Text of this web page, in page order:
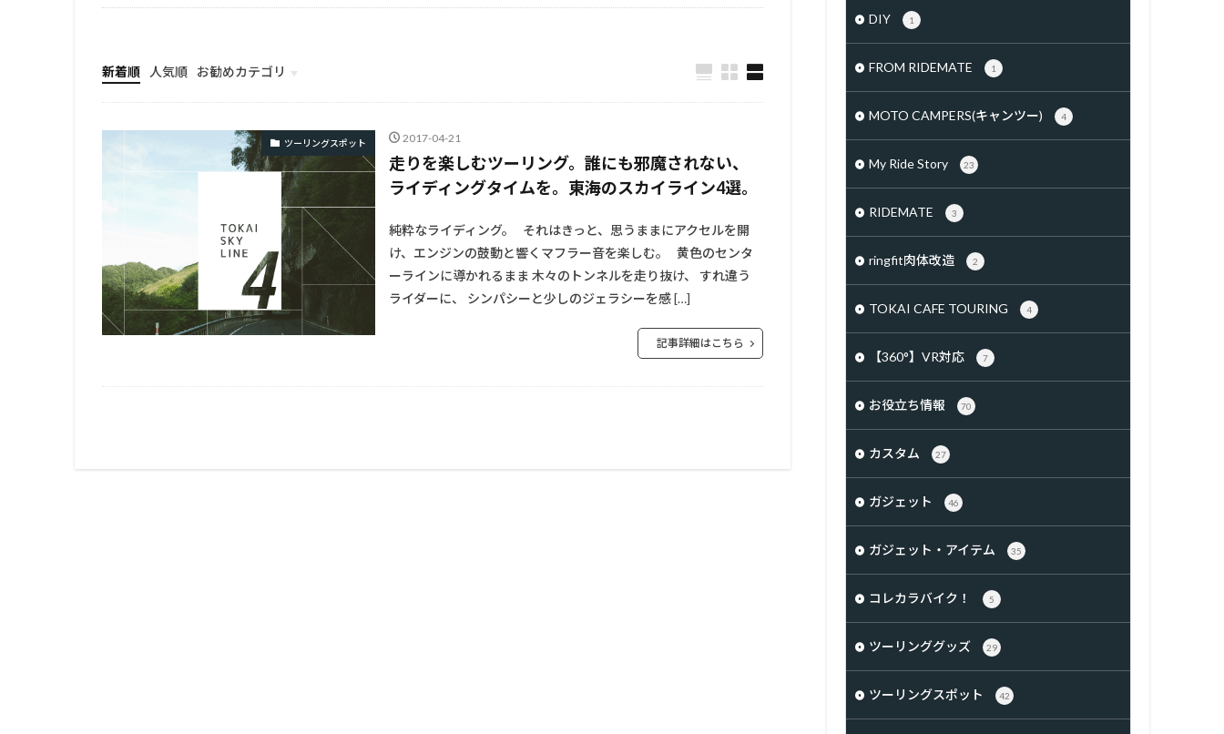
新着順 人気順
お勧めカテゴリ
TOP
ツーリングスポット 2017-04-21
走りを楽しむツーリング。誰にも邪魔されない、
ライディングタイムを。東海のスカイライン4選。
純粋なライディング。 それはきっと、思うままにアクセルを開
け、エンジンの鼓動と響くマフラー音を楽しむ。 黄色のセンタ
ーラインに導かれるまま 木々のトンネルを走り抜け、 すれ違う
ライダーに、 シンパシーと少しのジェラシーを感 […]
記事詳細はこちら
DIY 1
FROM RIDEMATE 1
MOTO CAMPERS(キャンツー) 4
My Ride Story 23
RIDEMATE 3
ringfit肉体改造 2
TOKAI CAFE TOURING 4
【360°】VR対応 7
お役立ち情報 70
カスタム 27
ガジェット 46
ガジェット・アイテム 35
コレカラバイク！ 5
ツーリンググッズ 29
ツーリングスポット 42